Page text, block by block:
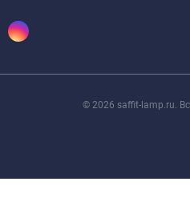
© 2026 saffit-lamp.ru.